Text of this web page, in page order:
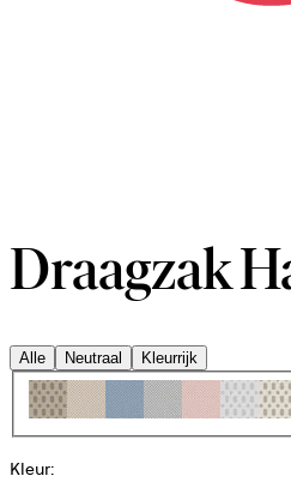
Draagzak
Alle Neutraal Kleurrijk
Kleur: